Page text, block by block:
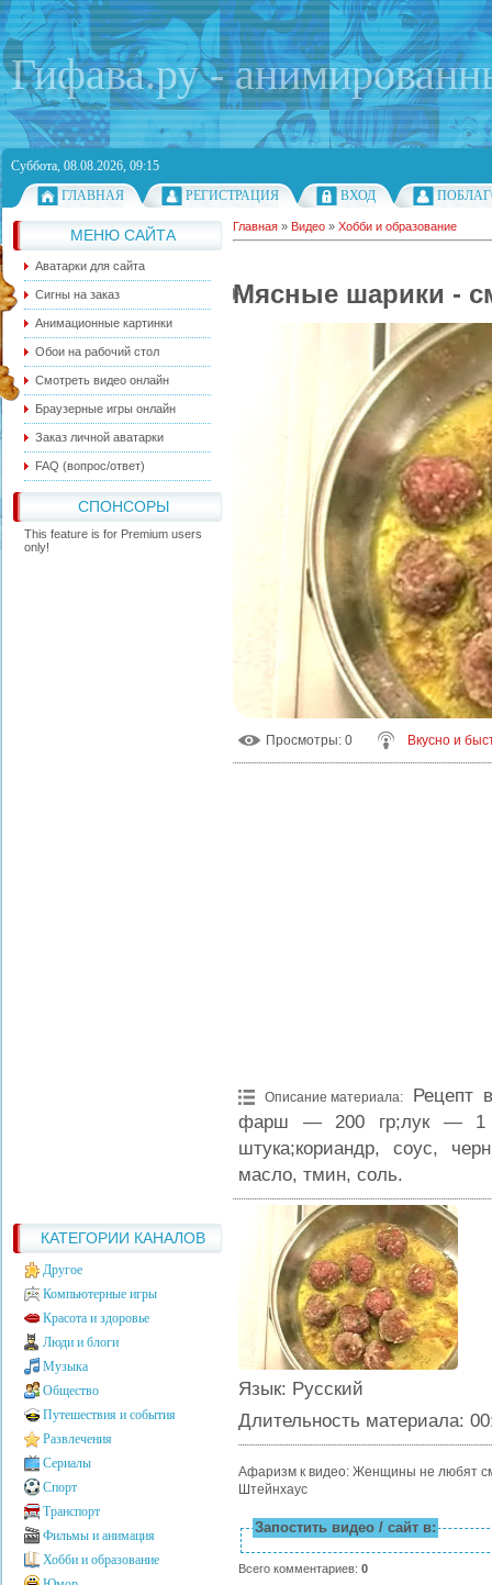
Гифава.ру -
Суббота, 08.08.2026, 09:15
ГЛАВНАЯ
РЕГИСТРАЦИЯ ВХОД
МЕНЮ САЙТА
Аватарки для сайта
Сигны на заказ
Анимационные картинки
Обои на рабочий стол
Смотреть видео онлайн
Браузерные игры онлайн
Заказ личной аватарки
FAQ (вопрос/ответ)
СПОНСОРЫ
This feature is for Premium users
only!
КАТЕГОРИИ КАНАЛОВ
Другое
Компьютерные игры
Красота и здоровье
Люди и блоги
Музыка
Общество
Путешествия и события
Развлечения
Сериалы
Спорт
Транспорт
Фильмы и анимация
Хобби и образование
Главная » Видео » Хобби и образование
Мясные шарики -
Просмотры: 0 Вкусно и
Описание материала:
Рецепт
фарш — 200 гр;лук — 1
штука;кориандр, соус,
масло, тмин, соль.
Язык: Русский
Длительность материала:
Афаризм к видео: Женщины не любят
Штейнхаус
Запостить видео / сайт в:
Всего комментариев: 0